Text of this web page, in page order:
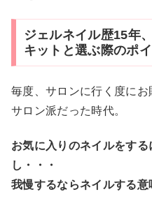
ジェルネイル歴15年
キットと選ぶ際のポイ
毎度、サロンに行く度に
サロン派だった時代。
お気に入りのネイルをす
し・・・
我慢するならネイルする意